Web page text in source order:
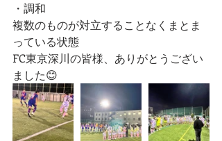
・調和
複数のものが対立することなくまとま
っている状態
FC東京深川の皆様、ありがとうござい
ました😊